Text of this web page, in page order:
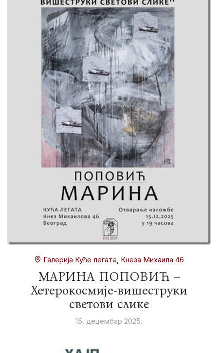
Галерија Куће легата, Кнеза Михаила 46
МАРИНА ПОПОВИЋ –
Хетерокосмије-вишеструки
светови слике
15. децембар 2025.